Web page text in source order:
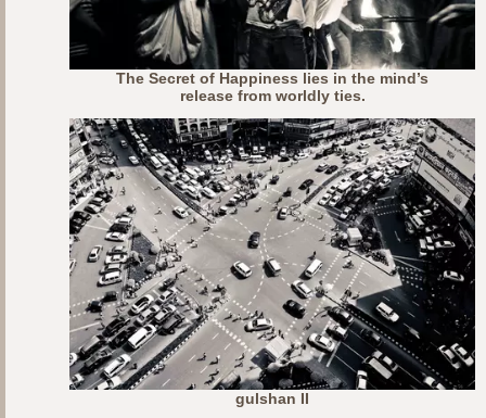
The Secret of Happiness lies in the mind’s
release from worldly ties.
gulshan II